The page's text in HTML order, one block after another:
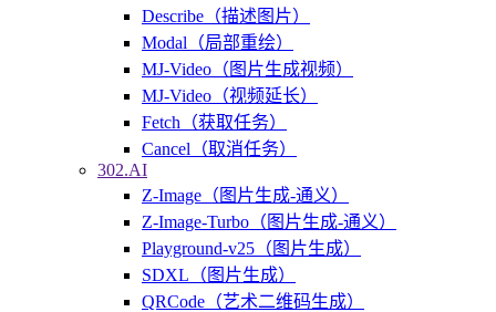
Describe（描述图片）
Modal（局部重绘）
MJ-Video（图片生成视频）
MJ-Video（视频延长）
Fetch（获取任务）
Cancel（取消任务）
302.AI
Z-Image（图片生成-通义）
Z-Image-Turbo（图片生成-通义）
Playground-v25（图片生成）
SDXL（图片生成）
QRCode（艺术二维码生成）